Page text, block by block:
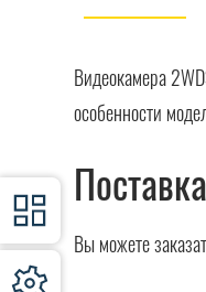
Видеокамера
особенности
Вы можете